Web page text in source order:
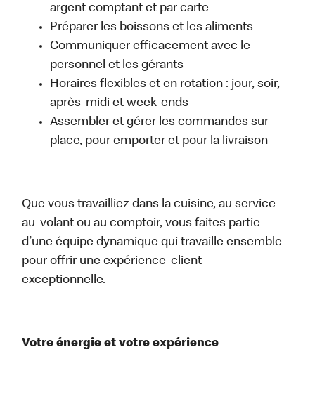
argent comptant et par carte
Préparer les boissons et les aliments
Communiquer efficacement avec le
personnel et les gérants
Horaires flexibles et en rotation : jour, soir,
après-midi et week-ends
Assembler et gérer les commandes sur
place, pour emporter et pour la livraison
Que vous travailliez dans la cuisine, au service-
au-volant ou au comptoir, vous faites partie
d’une équipe dynamique qui travaille ensemble
pour offrir une expérience-client
exceptionnelle.
Votre énergie et votre expérience